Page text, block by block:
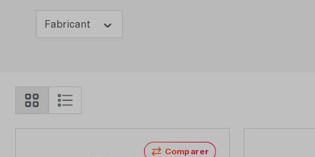
Fabricant
Comparer